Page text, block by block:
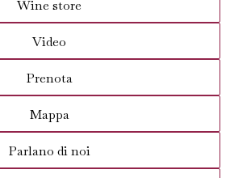
Wine store
Video
Prenota
Mappa
Parlano di noi